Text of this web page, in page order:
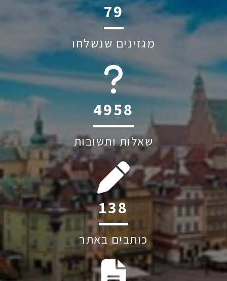
116
מגזינים שנשלחו
6045
שאלות ותשובות
204
כותבים באתר